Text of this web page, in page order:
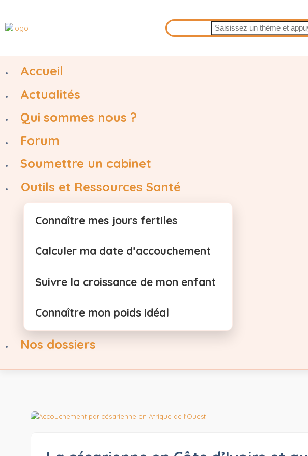
Accueil
Actualités
Qui sommes nous ?
Forum
Soumettre un cabinet
Outils et Ressources Santé
Connaître mes jours fertiles
Calculer ma date d’accouchement
Suivre la croissance de mon enfant
Connaître mon poids idéal
Nos dossiers